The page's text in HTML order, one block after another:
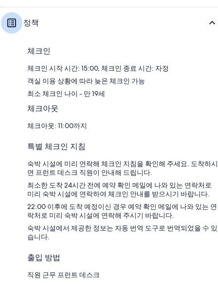
정책
체크인
체크인 시작 시간: 15:00, 체크인 종료 시간: 자정
객실 이용 상황에 따라 늦은 체크인 가능
최소 체크인 나이 - 만 19세
체크아웃
체크아웃: 11:00까지
특별 체크인 지침
숙박 시설에 미리 연락해 체크인 지침을 확인해 주세요. 도착하시
면 프런트 데스크 직원이 안내해 드립니다.
최소한 도착 24시간 전에 예약 확인 메일에 나와 있는 연락처로
미리 숙박 시설에 연락하여 체크인 안내를 받으시기 바랍니다.
22:00 이후에 도착 예정이신 경우 예약 확인 메일에 나와 있는 연
락처로 미리 숙박 시설에 연락해 주시기 바랍니다.
숙박 시설에서 제공한 정보는 자동 번역 도구로 번역되었을 수 있
습니다.
출입 방법
직원 근무 프런트 데스크